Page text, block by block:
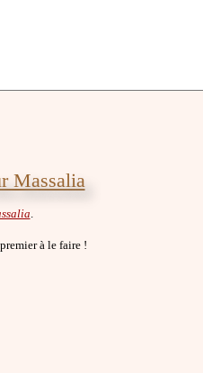
Massalia
.
premier à le faire !